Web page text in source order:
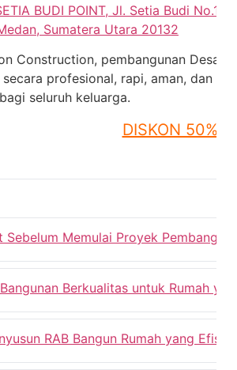
BUDI POINT, Jl. Setia Budi No.15
Sumatera Utara 20132
Construction, pembangunan Desain
profesional, rapi, aman, dan
seluruh keluarga.
DISKON 50%
Sebelum Memulai Proyek
Berkualitas untuk Rumah
RAB Bangun Rumah yang Efisien